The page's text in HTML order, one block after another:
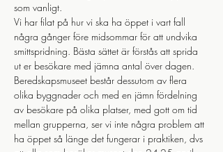
som vanligt.
Vi har filat på hur vi ska ha öppet i vart fall
några gånger före midsommar för att undvika
smittspridning. Bästa sättet är förstås att sprida
ut er besökare med jämna antal över dagen.
Beredskapsmuseet består dessutom av flera
olika byggnader och med en jämn fördelning
av besökare på olika platser, med gott om tid
mellan grupperna, ser vi inte några problem att
ha öppet så länge det fungerar i praktiken, dvs